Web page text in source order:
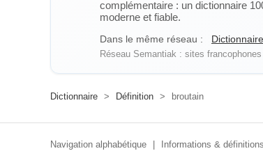
complémentaire : un dictionnaire
moderne et fiable.
Dans le même réseau :
Réseau Semantiak : sites
Dictionnaire > Définition > broutain
Navigation alphabétique Informations & définitions